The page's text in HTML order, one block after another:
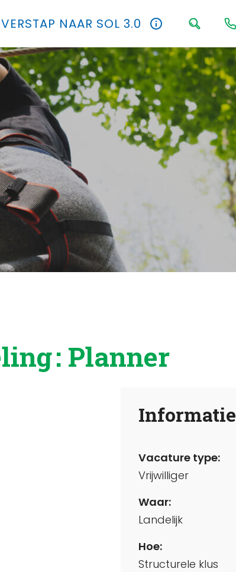
NAAR SOL 3.0
: Planner
Informatie
Vacature type:
Vrijwilliger
Waar:
Landelijk
Hoe:
Structurele klus